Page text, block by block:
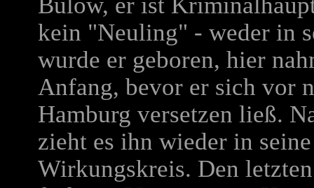
kein "Neuling" - weder in
wurde er geboren, hier
Anfang, bevor er sich vor
Hamburg versetzen ließ.
zieht es ihn wieder in
Wirkungskreis. Den